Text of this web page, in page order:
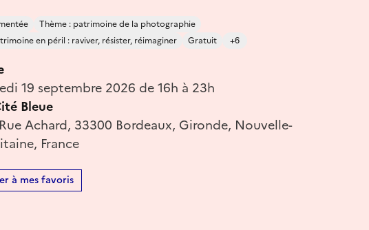
Thème : patrimoine de la photographie
en péril : raviver, résister, réimaginer
Gratuit +6
19 septembre 2026 de 16h à 23h
Bleue
Achard, 33300 Bordeaux, Gironde, Nouvelle-
France
à mes favoris